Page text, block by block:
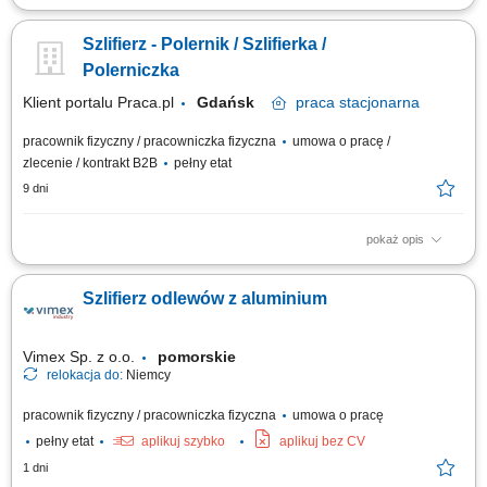
Szlifowanie komponentów meblowych na stanowiskach szlifierskich;
podkładowania i lakierowania; Oklejanie i zabezpieczanie elementów
przed procesem lakierniczym; Praca z chemia lakierniczą zgodnie z
Szlifierz - Polernik / Szlifierka /
Polerniczka
Klient portalu Praca.pl Gdańsk praca stacjonarna
pracownik fizyczny / pracowniczka fizyczna
umowa o pracę /
zlecenie / kontrakt B2B
pełny etat
9 dni
pokaż opis
Szlifowanie, szpachlowanie i polerowanie elementów kompozytowych
dalszych etapów produkcji; Kontrola jakości wykonanych prac oraz
usuwanie usterek; Obsługa elektronarzędzi i narzędzi szlifiersko-
Szlifierz odlewów z aluminium
Vimex Sp. z o.o. pomorskie
relokacja do: Niemcy
pracownik fizyczny / pracowniczka fizyczna
umowa o pracę
pełny etat
aplikuj szybko aplikuj bez CV
1 dni